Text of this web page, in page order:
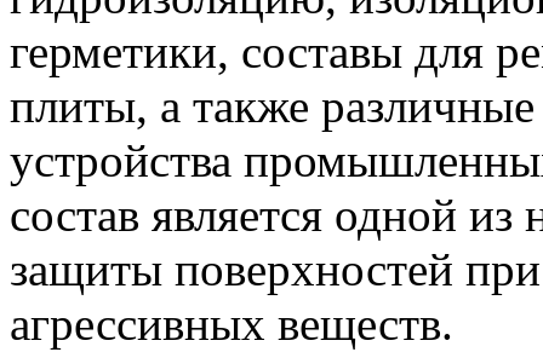
герметики, составы для
плиты, а также
устройства
состав является одной
защиты поверхностей
агрессивных веществ.